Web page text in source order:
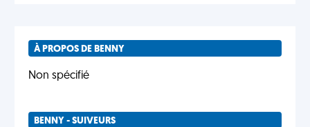
À PROPOS DE BENNY
Non spécifié
BENNY - SUIVEURS